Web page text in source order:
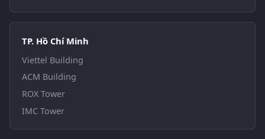
TP. Hồ Chí Minh
Viettel Building
ACM Building
ROX Tower
IMC Tower